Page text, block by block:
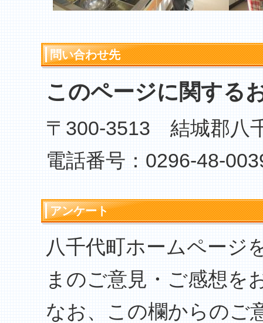
問い合わせ先
このページに関する
〒300-3513 結城郡八
電話番号：0296-48-
アンケート
八千代町ホームページ
まのご意見・ご感想を
なお、この欄からのご